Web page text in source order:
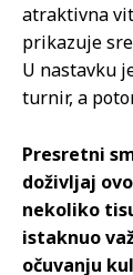
atraktivna
prikazuje
U nastavku
turnir, a
Presretni
doživljaj
nekoliko
istaknuo
očuvanju